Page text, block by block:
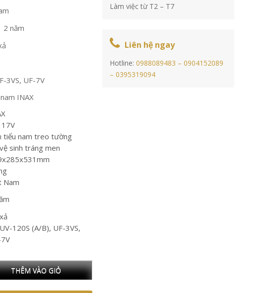
2 năm
3VS, UF-7V
INAX
tiểu nam treo tường
sinh tráng men
Nam
120S (A/B), UF-3VS,
THÊM VÀO GIỎ
Làm việc từ T2 – T7
Liên hệ ngay
Hotline: 0988089483 – 0904152089
– 0395319094